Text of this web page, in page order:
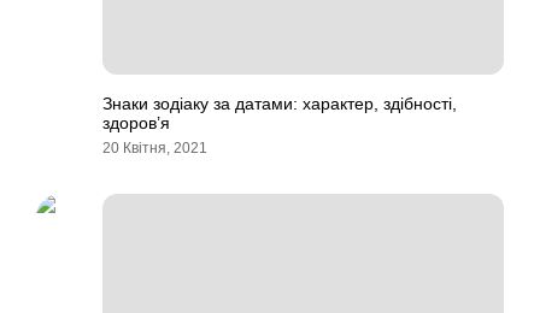
Знаки зодіаку за датами: характер, здібності,
здоров’я
20 Квітня, 2021